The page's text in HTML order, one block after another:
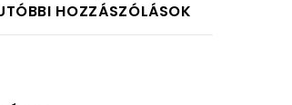
HOZZÁSZÓLÁSOK